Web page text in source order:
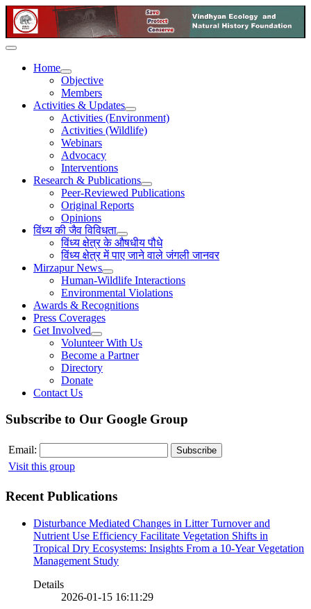
Home
Objective
Members
Activities & Updates
Activities (Environment)
Activities (Wildlife)
Webinars
Advocacy
Interventions
Research & Publications
Peer-Reviewed Publications
Original Reports
Opinions
विंध्य की जैव विविधता
विंध्य क्षेत्र के औषधीय पौधे
विंध्य क्षेत्र में पाए जाने वाले जंगली जानवर
Mirzapur News
Human-Wildlife Interactions
Environmental Violations
Awards & Recognitions
Press Coverages
Get Involved
Volunteer With Us
Become a Partner
Directory
Donate
Contact Us
Subscribe to Our Google Group
Email:
Visit this group
Recent Publications
Disturbance Mediated Changes in Litter Turnover and
Nutrient Use Efficiency Facilitate Vegetation Shifts in
Tropical Dry Ecosystems: Insights From a 10-Year Vegetation
Management Study
Details
2026-01-15 16:11:29